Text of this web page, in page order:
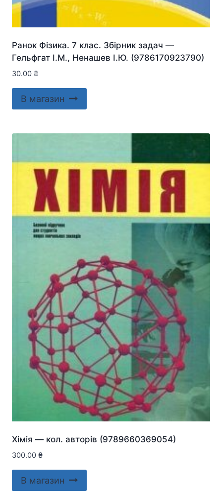
Ранок Фізика. 7 клас. Збірник задач —
Гельфгат І.М., Ненашев І.Ю. (9786170923790)
30.00 ₴
В магазин
Хiмiя — кол. авторів (9789660369054)
300.00 ₴
В магазин